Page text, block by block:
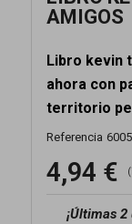
AMIGOS
Libro kevin
ahora con
territorio
Referencia
4,94 €
¡Últimas